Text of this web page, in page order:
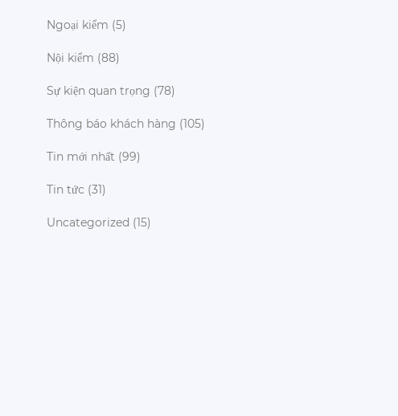
Ngoại kiểm (5)
Nội kiểm (88)
Sự kiện quan trọng (78)
Thông báo khách hàng (105)
Tin mới nhất (99)
Tin tức (31)
Uncategorized (15)